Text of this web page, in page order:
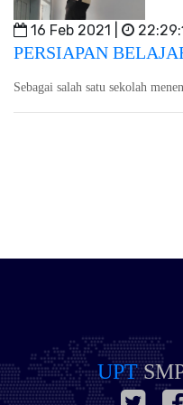
16 Feb 2021 |
PERSIAPAN
Sebagai salah satu sekolah
UPT